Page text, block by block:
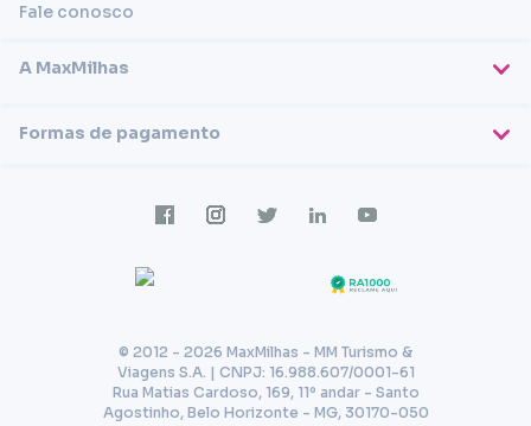
A MaxMilhas
Termos e condições
Fale conosco
Formas de pagamento
© 2012 - 2026 MaxMilhas - MM Turismo &
Viagens S.A. | CNPJ: 16.988.607/0001-61
Rua Matias Cardoso, 169, 11º andar - Santo
Agostinho, Belo Horizonte - MG, 30170-050